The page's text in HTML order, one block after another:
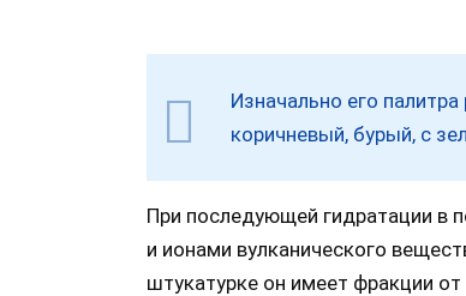
Изначально его
коричневый, бурый, с
При последующей гидратации в
и ионами вулканического
штукатурке он имеет фракции